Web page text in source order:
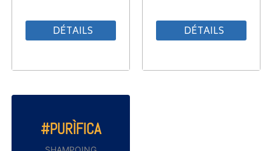
DÉTAILS DÉTAILS
#PURÌFICA